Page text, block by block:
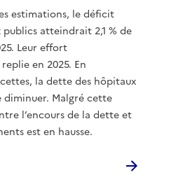
estimations, le déficit
atteindrait 2,1 % de
Leur effort
en 2025. En
la dette des hôpitaux
Malgré cette
l’encours de la dette et
est en hausse.